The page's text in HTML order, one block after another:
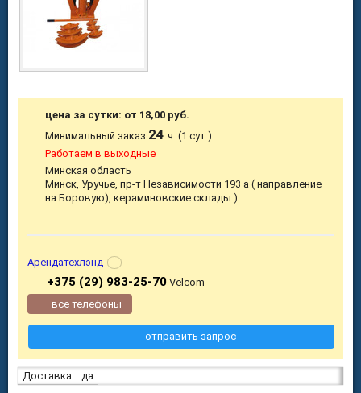
Доставка
да
цена за сутки: от 18,00 руб.
Минимальный заказ 24ч. (1 сут.)
Работаем в выходные
Минская область
Минск, Уручье, пр-т Независимости 193 а ( направление
на Боровую), кераминовские склады )
Арендатехлэнд
+375 (29) 983-25-70Velcom
все телефоны
отправить запрос